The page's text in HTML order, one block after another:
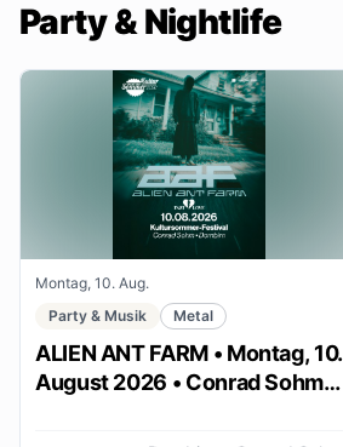
Party & Nightlife
Montag, 10. Aug.
Party & Musik
Metal
ALIEN ANT FARM • Montag, 10.
August 2026 • Conrad Sohm